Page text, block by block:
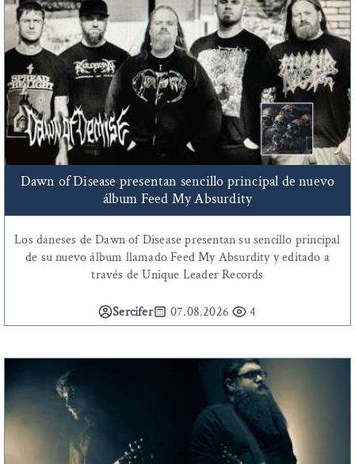
Dawn of Disease presentan sencillo principal de nuevo
álbum Feed My Absurdity
Los daneses de Dawn of Disease presentan su sencillo principal
de su nuevo álbum llamado Feed My Absurdity y editado a
través de Unique Leader Records
Sercifer 07.08.2026 4